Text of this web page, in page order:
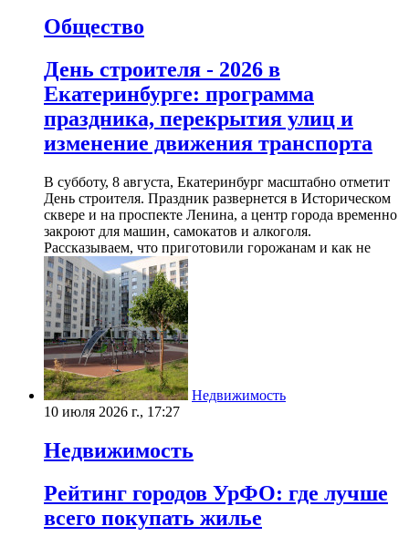
Общество
День строителя - 2026 в
Екатеринбурге: программа
праздника, перекрытия улиц и
изменение движения транспорта
В субботу, 8 августа, Екатеринбург масштабно отметит
День строителя. Праздник развернется в Историческом
сквере и на проспекте Ленина, а центр города временно
закроют для машин, самокатов и алкоголя.
Рассказываем, что приготовили горожанам и как не
Недвижимость
10 июля 2026 г., 17:27
Недвижимость
Рейтинг городов УрФО: где лучше
всего покупать жилье